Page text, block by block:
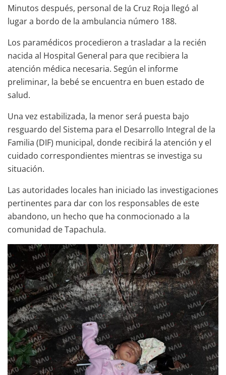
Minutos después, personal de la Cruz Roja llegó al
lugar a bordo de la ambulancia número 188.
Los paramédicos procedieron a trasladar a la recién
nacida al Hospital General para que recibiera la
atención médica necesaria. Según el informe
preliminar, la bebé se encuentra en buen estado de
salud.
Una vez estabilizada, la menor será puesta bajo
resguardo del Sistema para el Desarrollo Integral de la
Familia (DIF) municipal, donde recibirá la atención y el
cuidado correspondientes mientras se investiga su
situación.
Las autoridades locales han iniciado las investigaciones
pertinentes para dar con los responsables de este
abandono, un hecho que ha conmocionado a la
comunidad de Tapachula.